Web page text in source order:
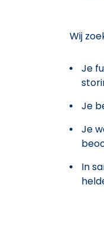
Wij
Je
Je
Je
In